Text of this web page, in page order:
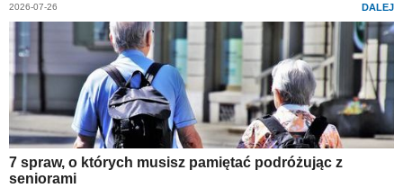
2026-07-26 DALEJ
7 spraw, o których musisz pamiętać podróżując z
seniorami